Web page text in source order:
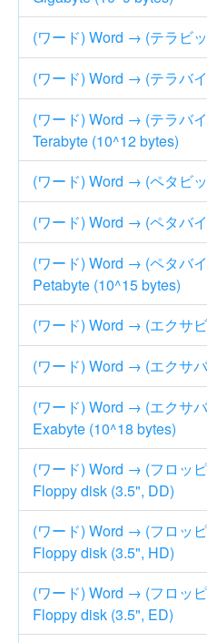
(ワード) Word → (テラビ
(ワード) Word → (テラバ
(ワード) Word → (テラバ
Terabyte (10^12 bytes)
(ワード) Word → (ペタビ
(ワード) Word → (ペタバ
(ワード) Word → (ペタバ
Petabyte (10^15 bytes)
(ワード) Word → (エクサ
(ワード) Word → (エクサ
(ワード) Word → (エクサ
Exabyte (10^18 bytes)
(ワード) Word → (フロッ
Floppy disk (3.5", DD)
(ワード) Word → (フロッ
Floppy disk (3.5", HD)
(ワード) Word → (フロッ
Floppy disk (3.5", ED)